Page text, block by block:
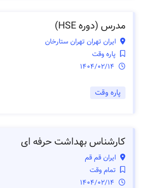
مدرس (دوره HSE)
ایران تهران تهران ستارخان
پاره وقت
پاره وقت
کارشناس بهداشت حرفه ای
ایران قم قم
تمام وقت